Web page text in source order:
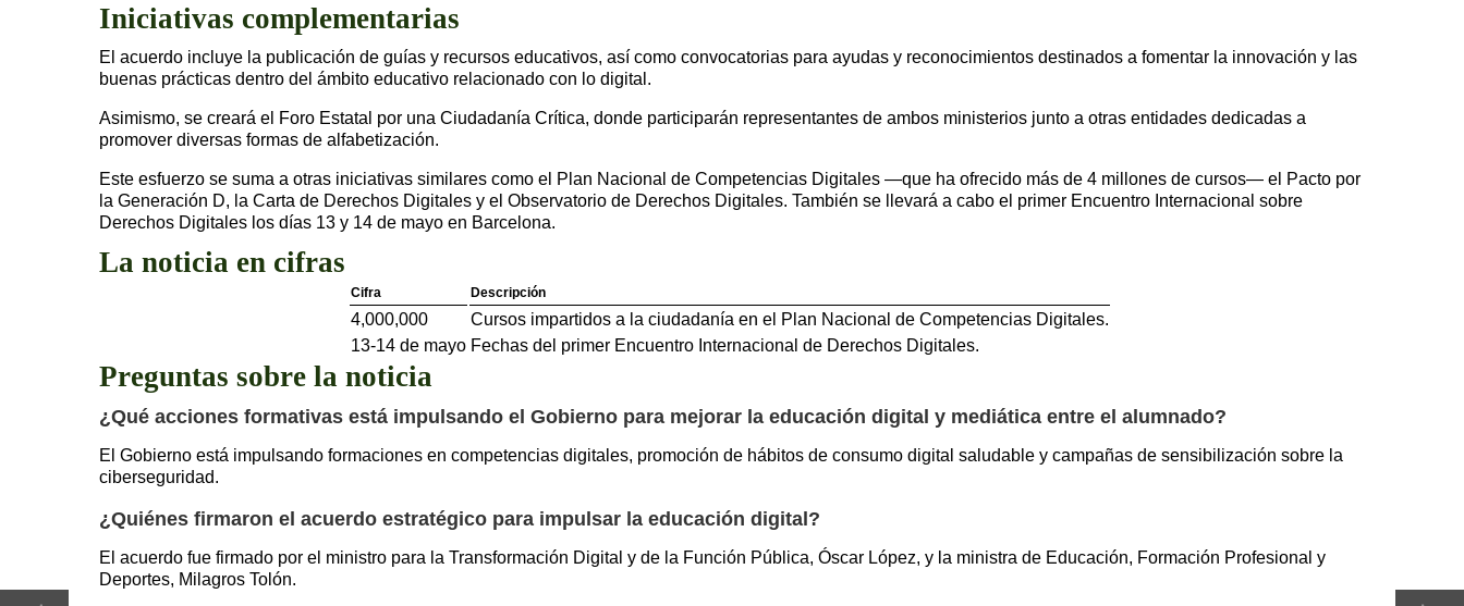
Iniciativas complementarias
El acuerdo incluye la publicación de guías y recursos educativos, así como convocatorias para ayudas y reconocimientos destinados a fomentar la innovación y las
buenas prácticas dentro del ámbito educativo relacionado con lo digital.
Asimismo, se creará el Foro Estatal por una Ciudadanía Crítica, donde participarán representantes de ambos ministerios junto a otras entidades dedicadas a
promover diversas formas de alfabetización.
Este esfuerzo se suma a otras iniciativas similares como el Plan Nacional de Competencias Digitales —que ha ofrecido más de 4 millones de cursos— el Pacto por
la Generación D, la Carta de Derechos Digitales y el Observatorio de Derechos Digitales. También se llevará a cabo el primer Encuentro Internacional sobre
Derechos Digitales los días 13 y 14 de mayo en Barcelona.
La noticia en cifras
Cifra Descripción
4,000,000
Cursos impartidos a la ciudadanía en el Plan Nacional de Competencias Digitales.
13-14 de mayo Fechas del primer Encuentro Internacional de Derechos Digitales.
Preguntas sobre la noticia
¿Qué acciones formativas está impulsando el Gobierno para mejorar la educación digital y mediática entre el alumnado?
El Gobierno está impulsando formaciones en competencias digitales, promoción de hábitos de consumo digital saludable y campañas de sensibilización sobre la
ciberseguridad.
¿Quiénes firmaron el acuerdo estratégico para impulsar la educación digital?
El acuerdo fue firmado por el ministro para la Transformación Digital y de la Función Pública, Óscar López, y la ministra de Educación, Formación Profesional y
Deportes, Milagros Tolón.